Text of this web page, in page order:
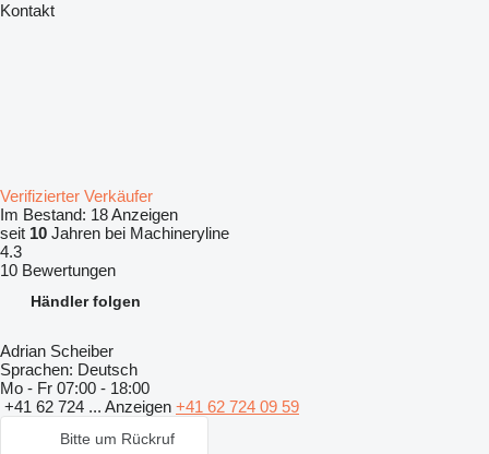
Kontakt
Verifizierter Verkäufer
Im Bestand: 18 Anzeigen
seit 10 Jahren bei Machineryline
4.3
10 Bewertungen
Händler folgen
Adrian Scheiber
Sprachen: Deutsch
Mo - Fr 07:00 - 18:00
+41 62 724 ... Anzeigen +41 62 724 09 59
Bitte um Rückruf